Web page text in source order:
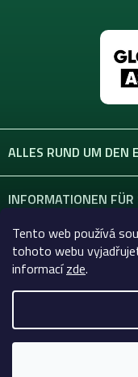
Tento web používá
tohoto webu
informacízde.
ALLES RUND UM DEN
INFORMATIONEN FÜR
KONTAKT
Copyright 2026
Permanent